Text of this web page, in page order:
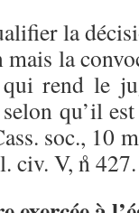
la
la
rend le
qu’il
soc., 10
civ. V, n̊ 427.